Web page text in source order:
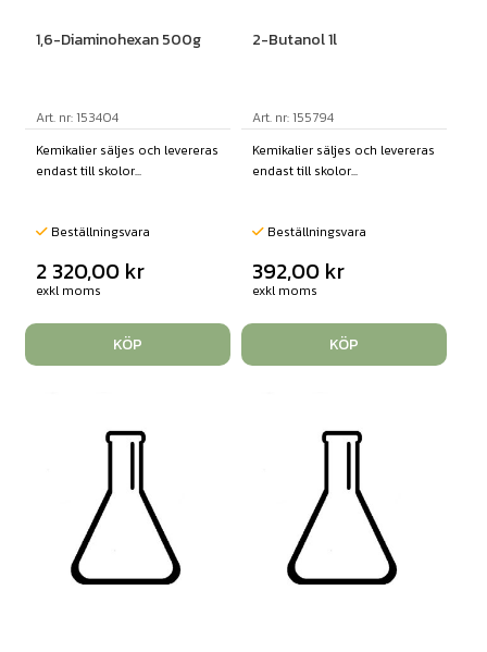
1,6-Diaminohexan 500g
Art. nr: 153404
Kemikalier säljes och levereras
endast till skolor...
Beställningsvara
2 320,00 kr
exkl moms
KÖP
2-Butanol 1l
Art. nr: 155794
Kemikalier säljes och levereras
endast till skolor...
Beställningsvara
392,00 kr
exkl moms
KÖP